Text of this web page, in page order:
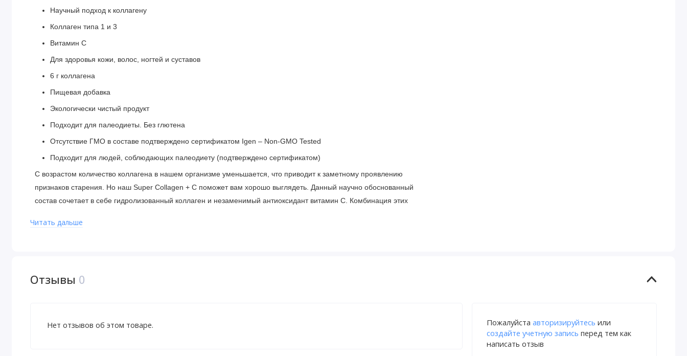
Научный подход к коллагену
Коллаген типа 1 и 3
Витамин C
Для здоровья кожи, волос, ногтей и суставов
6 г коллагена
Пищевая добавка
Экологически чистый продукт
Подходит для палеодиеты. Без глютена
Отсутствие ГМО в составе подтверждено сертификатом Igen – Non-GMO Tested
Подходит для людей, соблюдающих палеодиету (подтверждено сертификатом)
С возрастом количество коллагена в нашем организме уменьшается, что приводит к заметному проявлению
признаков старения. Но наш Super Collagen + C поможет вам хорошо выглядеть. Данный научно обоснованный
состав сочетает в себе гидролизованный коллаген и незаменимый антиоксидант витамин C. Комбинация этих
и сияющей.
Стеарат магния (растительного происхождения).
Читать дальше
Отзывы 0
Нет отзывов об этом товаре. Пожалуйста авторизируйтесь или
создайте учетную запись перед тем как
написать отзыв